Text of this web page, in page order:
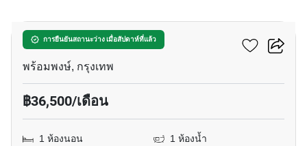
การยืนยันสถานะว่าง เมื่อสัปดาห์ที่แล้ว
สโคป พร้อมศรี
พร้อมพงษ์, กรุงเทพ
฿36,500/เดือน
1 ห้องนอน
1 ห้องน้ำ